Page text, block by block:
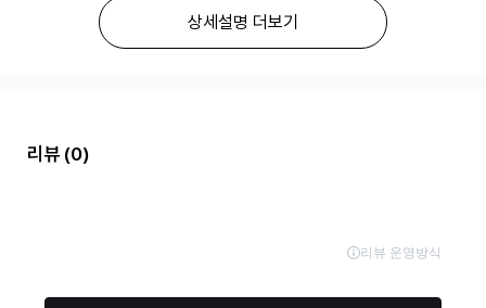
상세설명 더보기
리뷰 (0)